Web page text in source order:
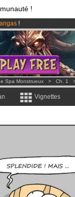
!
!
par mois !Clique ici
Spa Monstrueux > Ch. 1
Vignettes